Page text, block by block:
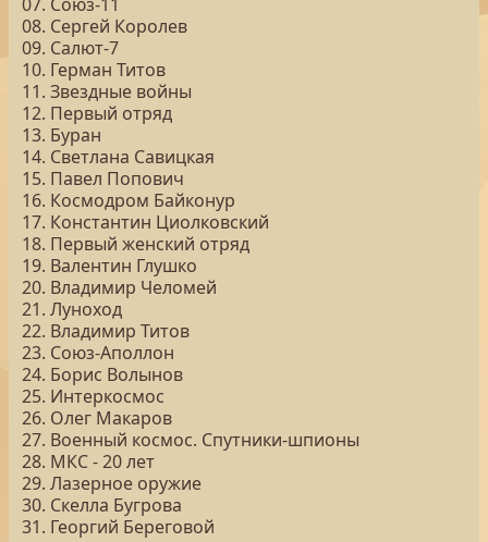
08. Сергей Королев
09. Салют-7
10. Герман Титов
11. Звездные войны
12. Первый отряд
13. Буран
14. Светлана Савицкая
15. Павел Попович
16. Космодром Байконур
17. Константин Циолковский
18. Первый женский отряд
19. Валентин Глушко
20. Владимир Челомей
21. Луноход
22. Владимир Титов
23. Союз-Аполлон
24. Борис Волынов
25. Интеркосмос
26. Олег Макаров
27. Военный космос. Спутники-шпионы
28. МКС - 20 лет
29. Лазерное оружие
30. Скелла Бугрова
31. Георгий Береговой